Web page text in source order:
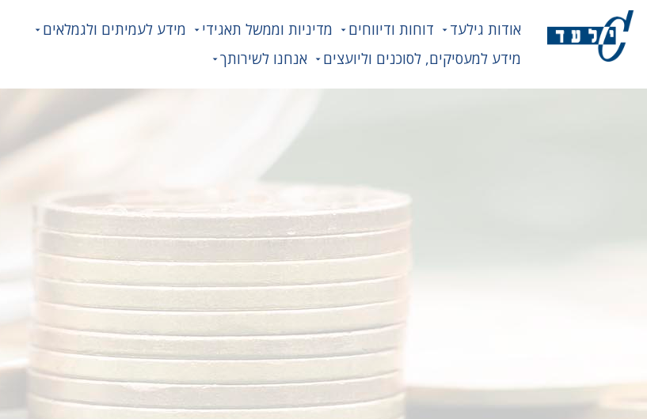
אודות גילעד דוחות ודיווחים מדיניות וממשל תאגידי
מידע לעמיתים ולגמלאים
מידע למעסיקים, לסוכנים וליועצים
אנחנו לשירותך